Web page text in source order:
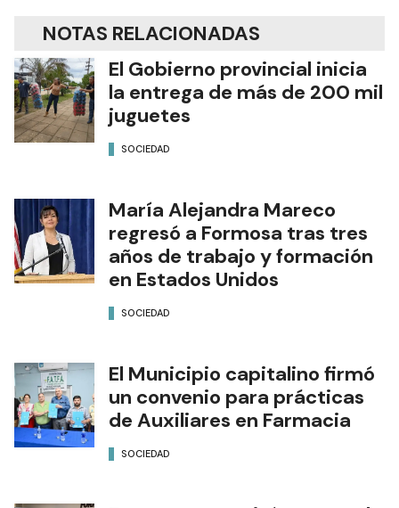
NOTAS RELACIONADAS
El Gobierno provincial inicia
la entrega de más de 200 mil
juguetes
SOCIEDAD
María Alejandra Mareco
regresó a Formosa tras tres
años de trabajo y formación
en Estados Unidos
SOCIEDAD
El Municipio capitalino firmó
un convenio para prácticas
de Auxiliares en Farmacia
SOCIEDAD